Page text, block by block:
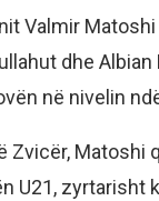
Valmir
dhe
në nivelin
Zvicër, Matoshi
U21, zyrtarisht